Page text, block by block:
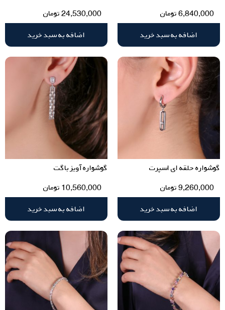
6,840,000تومان
اضافه به سبد خرید
24,530,000تومان
اضافه به سبد خرید
گوشواره حلقه ای اسپرت
9,260,000تومان
اضافه به سبد خرید
گوشواره آویز باگت
10,560,000 تومان
اضافه به سبد خرید